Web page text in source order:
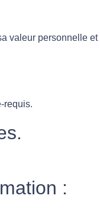
valeur personnelle et
requis.
: